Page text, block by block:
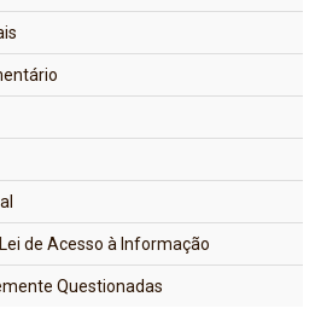
de Acesso à Informação
Questionadas